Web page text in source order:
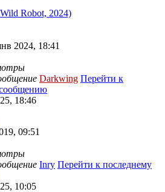
Robot, 2024)
2024, 18:41
Darkwing Перейти к
18:46
09:51
Inry Перейти к последнему
10:05